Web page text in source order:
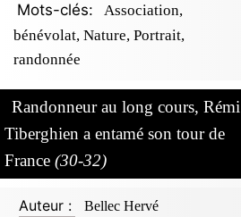
Mots-clés:
Association,
bénévolat, Nature, Portrait,
randonnée
Randonneur au long cours, Rémi
Tiberghien a entamé son tour de
France (30-32)
Auteur : Bellec Hervé